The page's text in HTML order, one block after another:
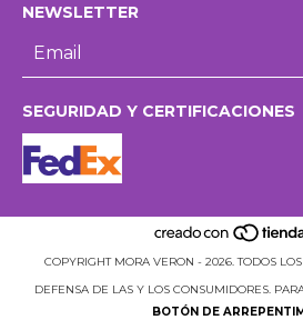
NEWSLETTER
SEGURIDAD Y CERTIFICACIONES
COPYRIGHT MORA VERON - 2026. TODOS
DEFENSA DE LAS Y LOS CONSUMIDORES.
BOTÓN DE